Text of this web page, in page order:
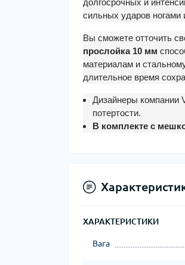
долгосрочных и
сильных ударов ногами
Вы сможете отточить
прослойка 10 мм
материалам и
длительное время
Дизайнеры компании
потертости.
В комплекте с
ХАРАКТЕРИСТИКИ
Вага